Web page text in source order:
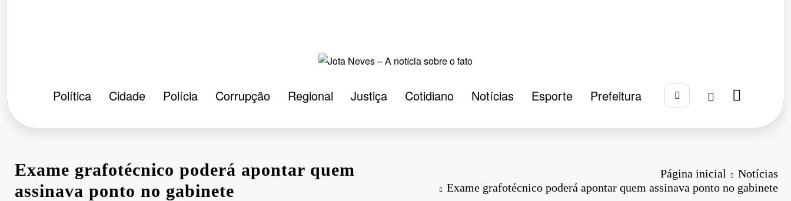
Política Cidade Polícia Corrupção Regional Justiça Cotidiano Notícias Esporte Prefeitura
Exame grafotécnico poderá apontar quem
assinava ponto no gabinete
Página inicial
Notícias
Exame grafotécnico poderá apontar quem assinava ponto no gabinete